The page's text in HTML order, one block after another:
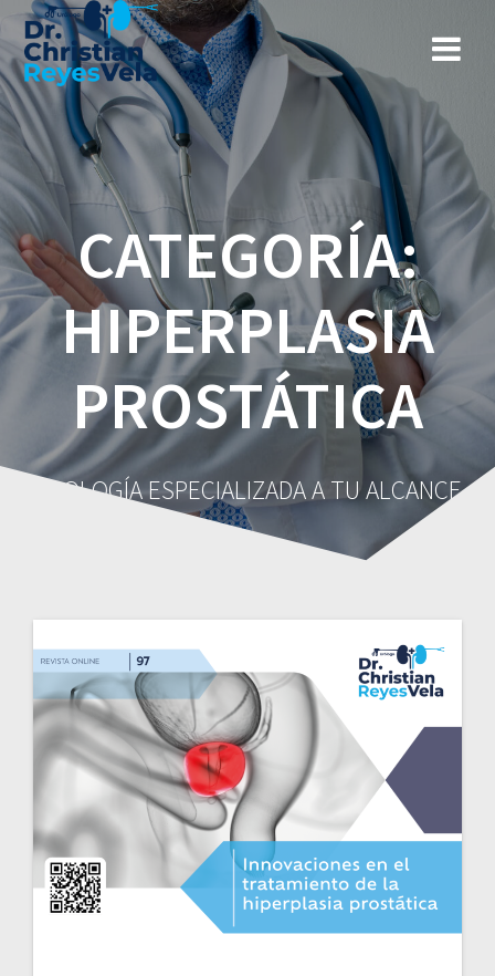
CATEGORÍA:
HIPERPLASIA
PROSTÁTICA
UROLOGÍA ESPECIALIZADA A TU ALCANCE